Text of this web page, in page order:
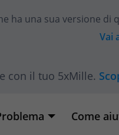
ha una sua versione di
Vai
con il tuo 5xMille.
Come